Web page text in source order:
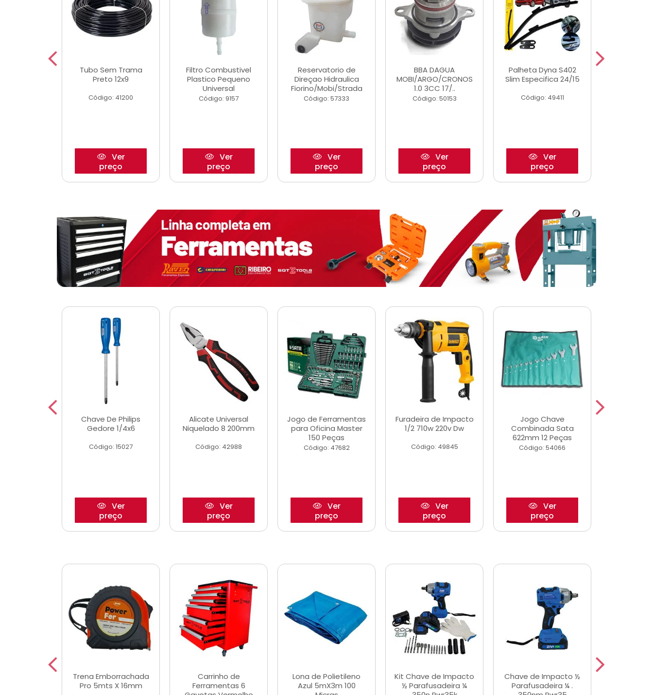
Tubo Sem Trama
Preto 12x9
Código: 41200
Ver
preço
Filtro Combustivel
Plastico Pequeno
Universal
Código: 9157
Ver
preço
Reservatorio de
Direçao Hidraulica
Fiorino/Mobi/Strada
Código: 57333
Ver
preço
BBA DAGUA
MOBI/ARGO/CRONOS
1.0 3CC 17/..
Código: 50153
Ver
preço
Palheta Dyna S402
Slim Especifica 24/15
Código: 49411
Ver
preço
Chave De Philips
Gedore 1/4x6
Código: 15027
Ver
preço
Alicate Universal
Niquelado 8 200mm
Código: 42988
Ver
preço
Jogo de Ferramentas
para Oficina Master
150 Peças
Código: 47682
Ver
preço
Furadeira de Impacto
1/2 710w 220v Dw
Código: 49845
Ver
preço
Jogo Chave
Combinada Sata
622mm 12 Peças
Código: 54066
Ver
preço
Trena Emborrachada
Pro 5mts X 16mm
Carrinho de
Ferramentas 6
Lona de Polietileno
Azul 5mX3m 100
Kit Chave de Impacto
½ Parafusadeira ¼
Chave de Impacto ½
Parafusadeira ¼ .